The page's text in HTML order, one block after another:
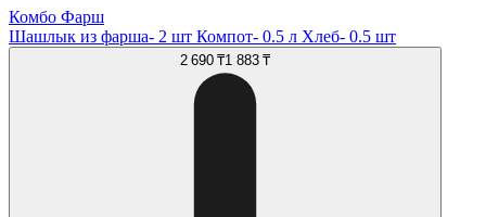
Комбо Фарш
Шашлык из фарша- 2 шт Компот- 0.5 л Хлеб- 0.5 шт
2 690 ₸1 883 ₸